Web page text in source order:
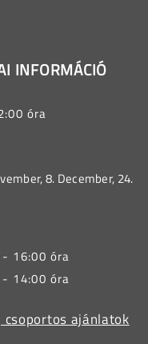
INFORMÁCIÓ
óra
8. December, 24.
16:00 óra
14:00 óra
csoportos ajánlatok